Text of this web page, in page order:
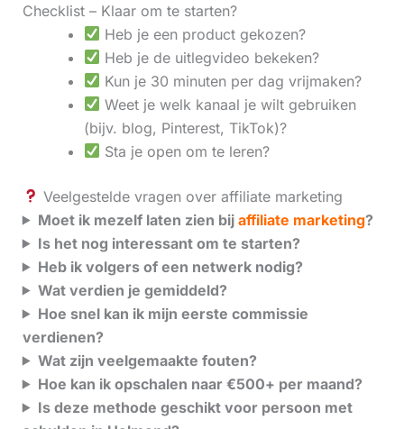
Checklist – Klaar om te starten?
Heb je een product gekozen?
Heb je de uitlegvideo bekeken?
Kun je 30 minuten per dag vrijmaken?
Weet je welk kanaal je wilt gebruiken
(bijv. blog, Pinterest, TikTok)?
Sta je open om te leren?
Veelgestelde vragen over affiliate marketing
Moet ik mezelf laten zien bij affiliate marketing?
Is het nog interessant om te starten?
Heb ik volgers of een netwerk nodig?
Wat verdien je gemiddeld?
Hoe snel kan ik mijn eerste commissie
verdienen?
Wat zijn veelgemaakte fouten?
Hoe kan ik opschalen naar €500+ per maand?
Is deze methode geschikt voor persoon met